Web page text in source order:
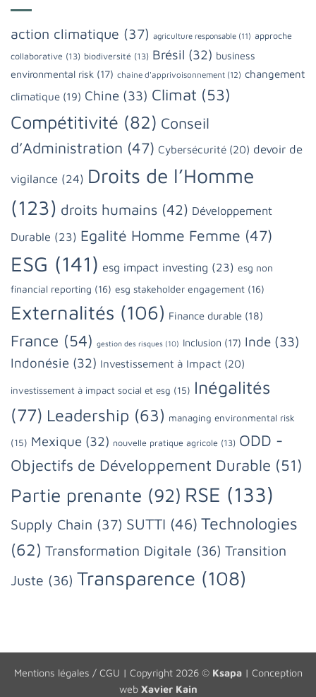
action climatique (37) agriculture responsable (11) approche
collaborative (13) biodiversité (13) Brésil (32) business
environmental risk (17) chaine d'apprivoisonnement (12) changement
climatique (19) Chine (33) Climat (53)
Compétitivité (82) Conseil
d’Administration (47) Cybersécurité (20) devoir de
vigilance (24) Droits de l’Homme
(123) droits humains (42) Développement
Durable (23) Egalité Homme Femme (47)
ESG (141) esg impact investing (23) esg non
financial reporting (16) esg stakeholder engagement (16)
Externalités (106) Finance durable (18)
France (54) gestion des risques (10) Inclusion (17) Inde (33)
Indonésie (32) Investissement à Impact (20)
investissement à impact social et esg (15) Inégalités
(77) Leadership (63) managing environmental risk
(15) Mexique (32) nouvelle pratique agricole (13) ODD -
Objectifs de Développement Durable (51)
Partie prenante (92) RSE (133)
Supply Chain (37) SUTTI (46) Technologies
(62) Transformation Digitale (36) Transition
Juste (36) Transparence (108)
Mentions légales / CGU | Copyright 2026 © Ksapa| Conception
web Xavier Kain